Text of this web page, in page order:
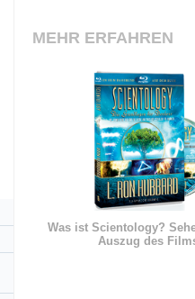
MEHR ERFAHREN
Was ist Scientology?
Auszug des